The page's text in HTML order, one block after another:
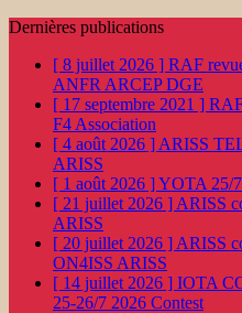
Dernières publications
[ 8 juillet 2026 ] RAF
ANFR ARCEP DGE
[ 17 septembre 2021 ]
F4 Association
[ 4 août 2026 ] ARISS
ARISS
[ 1 août 2026 ]YOTA 25/
[ 21 juillet 2026 ] ARISS
ARISS
[ 20 juillet 2026 ] ARISS
ON4ISS ARISS
[ 14 juillet 2026 ] IOTA
25-26/7 2026 Contest